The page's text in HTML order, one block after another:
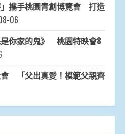
」攜手桃園青創博覽會 打造
06
是你家的鬼》 桃園特映會8
「父出真愛！模範父親齊